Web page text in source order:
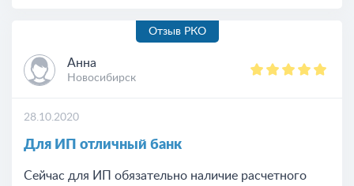
Отзыв РКО
Анна
Новосибирск
28.10.2020
Для ИП отличный банк
Сейчас для ИП обязательно наличие расчетного